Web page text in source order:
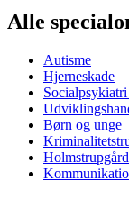
Alle
Autisme
Hjerneskade
Børn og unge
Holmstrupgård